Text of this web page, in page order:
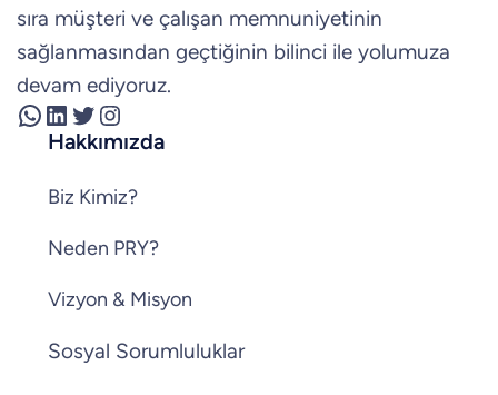
sıra müşteri ve çalışan memnuniyetinin
sağlanmasından geçtiğinin bilinci ile yolumuza
devam ediyoruz.
WhatsApp LinkedIn Twitter Instagram
Hakkımızda
Biz Kimiz?
Neden PRY?
Vizyon & Misyon
Sosyal Sorumluluklar